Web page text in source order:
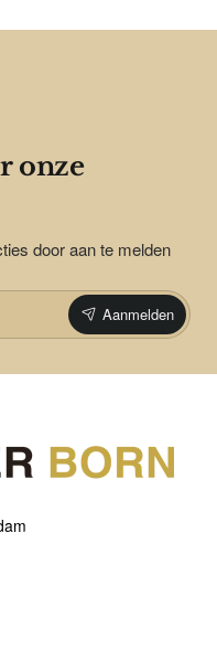
onze
door aan te melden
Aanmelden